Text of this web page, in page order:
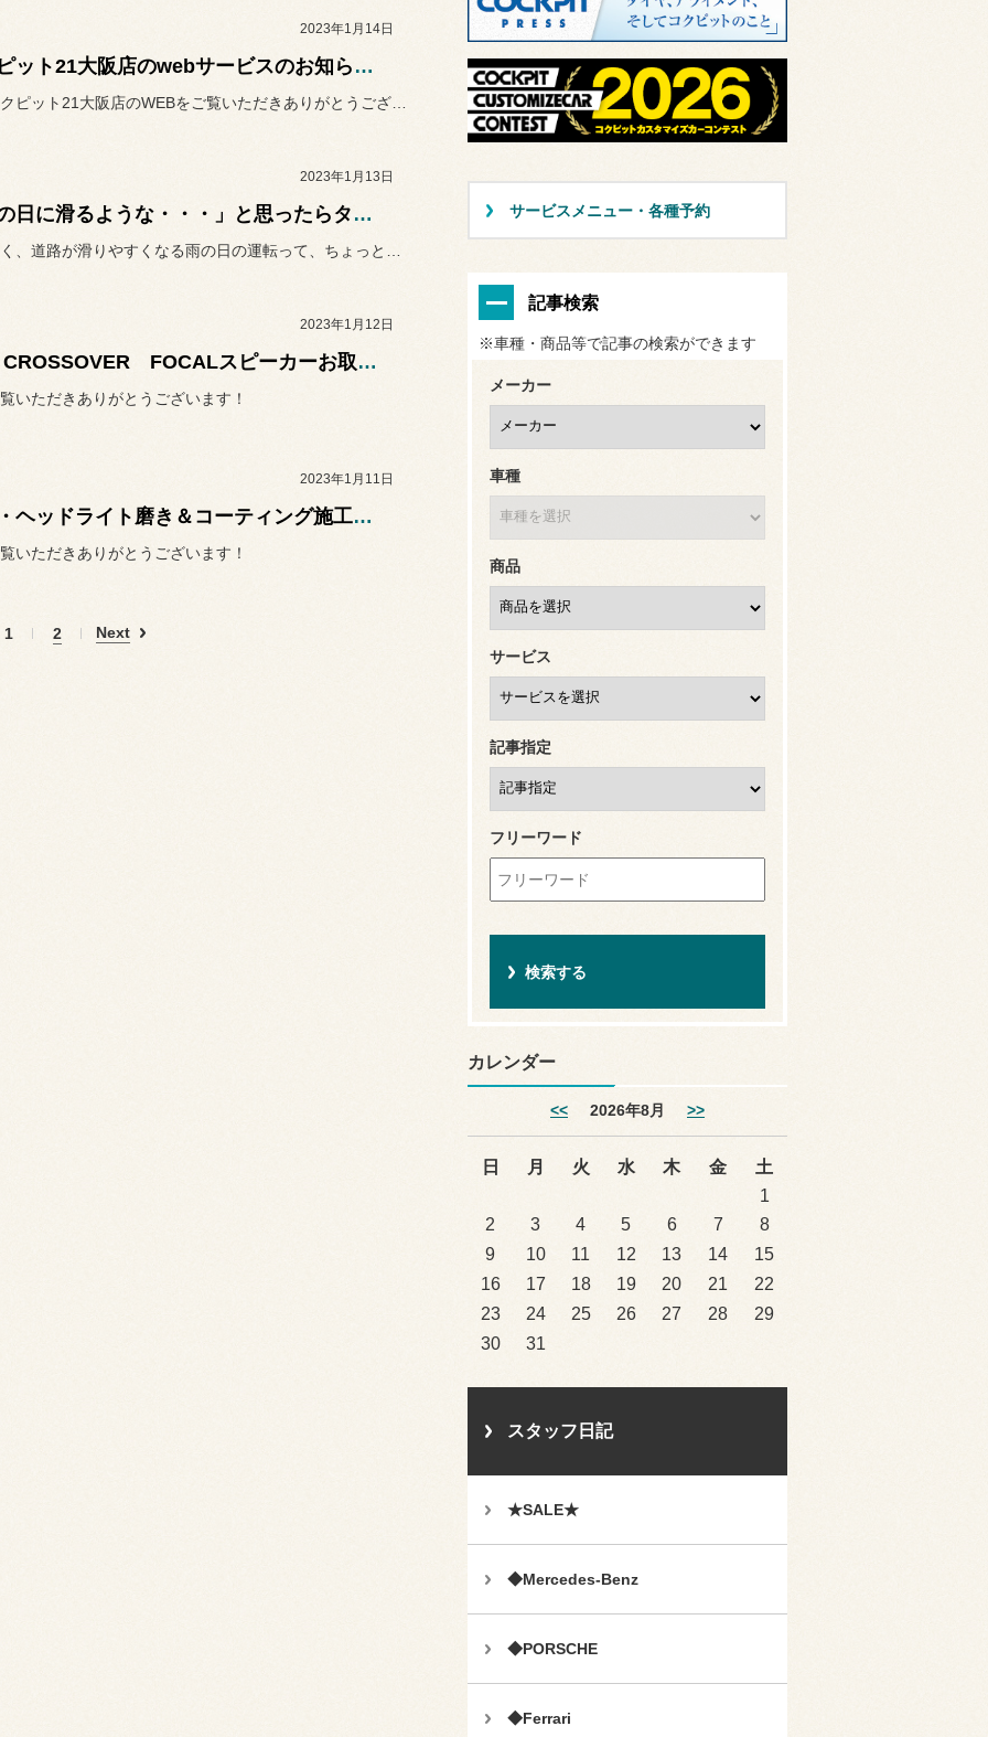
2023年1月14日
コクピット21大阪店のwebサービスのお知らせ！
いつもコクピット21大阪店のWEBをご覧いただきありがとうございま...
2023年1月13日
「雨の日に滑るような・・・」と思ったらタイヤがすり減っているかも!?
視界が悪く、道路が滑りやすくなる雨の日の運転って、ちょっと憂鬱です...
2023年1月12日
MINI CROSSOVER FOCALスピーカーお取り付けのご紹介
いただきありがとうございます！
2023年1月11日
ミニ・ヘッドライト磨き＆コーティング施工のご紹介♪♪
いただきありがとうございます！
1 2 Next
サービスメニュー・各種予約
記事検索
※車種・商品等で記事の検索ができます
メーカー
車種
商品
サービス
記事指定
フリーワード
カレンダー
<< 2026年8月 >>
日 月 火 水 木 金
土
1
2
3 4 5 6 7
8
9
10 11 12 13 14
15
16
17 18 19 20 21
22
23
24 25 26 27 28
29
30
31
スタッフ日記
★SALE★
◆Mercedes-Benz
◆PORSCHE
◆Ferrari